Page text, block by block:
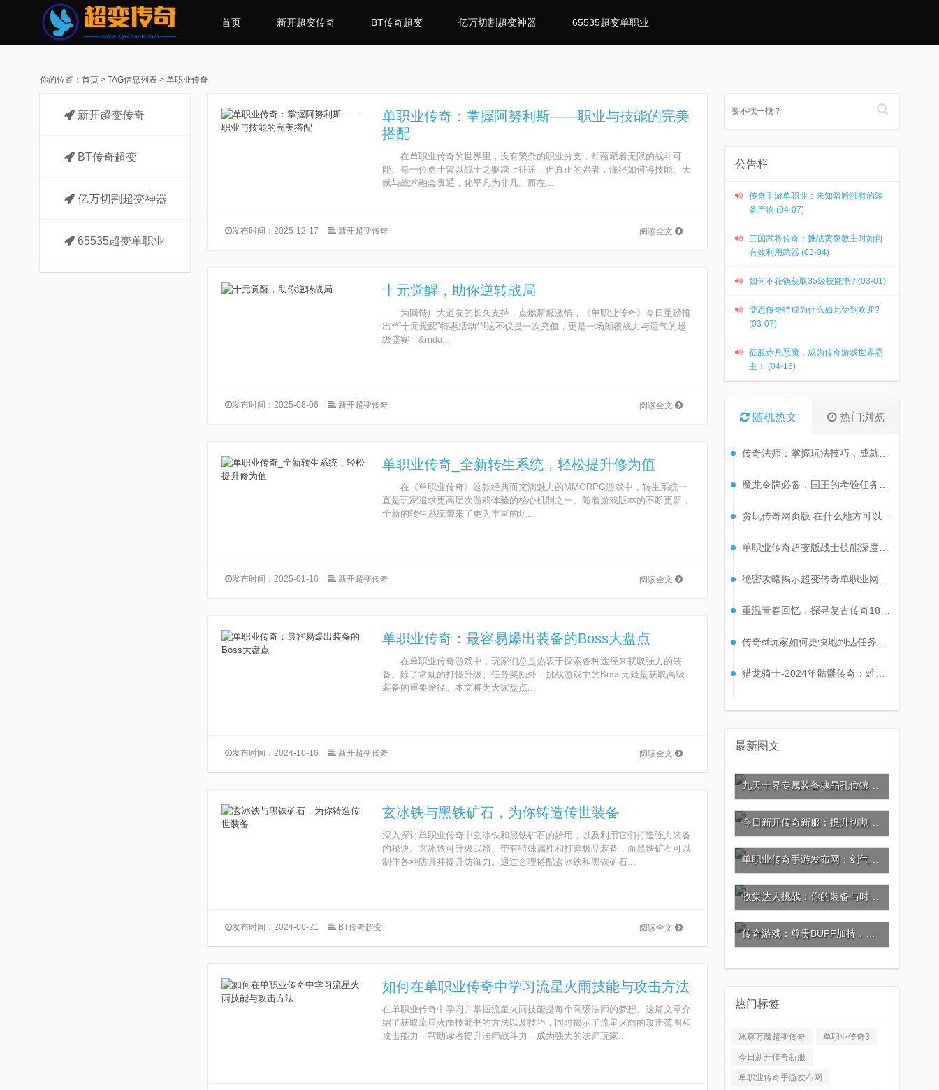
首页 新开超变传奇 BT传奇超变 亿万切割超变神器 65535超变单职业
你的位置： 首页 > TAG信息列表 > 单职业传奇
新开超变传奇
BT传奇超变
亿万切割超变神器
65535超变单职业
单职业传奇：掌握阿努利斯——职业与技能的完美
搭配
在单职业传奇的世界里，没有繁杂的职业分支，却蕴藏着无限的战斗可
能。每一位勇士皆以战士之躯踏上征途，但真正的强者，懂得如何将技能、天
赋与战术融会贯通，化平凡为非凡。而在...
阅读全文
发布时间：2025-12-17 新开超变传奇
十元觉醒，助你逆转战局
为回馈广大道友的长久支持，点燃新服激情，《单职业传奇》今日重磅推
出**“十元觉醒”特惠活动**!这不仅是一次充值，更是一场颠覆战力与运气的超
级盛宴—&mda...
阅读全文
发布时间：2025-08-06 新开超变传奇
单职业传奇_全新转生系统，轻松提升修为值
在《单职业传奇》这款经典而充满魅力的MMORPG游戏中，转生系统一
直是玩家追求更高层次游戏体验的核心机制之一。随着游戏版本的不断更新，
全新的转生系统带来了更为丰富的玩...
阅读全文
发布时间：2025-01-16 新开超变传奇
单职业传奇：最容易爆出装备的Boss大盘点
在单职业传奇游戏中，玩家们总是热衷于探索各种途径来获取强力的装
备。除了常规的打怪升级、任务奖励外，挑战游戏中的Boss无疑是获取高级
装备的重要途径。本文将为大家盘点...
阅读全文
发布时间：2024-10-16 新开超变传奇
玄冰铁与黑铁矿石，为你铸造传世装备
深入探讨单职业传奇中玄冰铁和黑铁矿石的妙用，以及利用它们打造强力装备
的秘诀。玄冰铁可升级武器、带有特殊属性和打造极品装备，而黑铁矿石可以
制作各种防具并提升防御力。通过合理搭配玄冰铁和黑铁矿石...
阅读全文
发布时间：2024-06-21 BT传奇超变
如何在单职业传奇中学习流星火雨技能与攻击方法
在单职业传奇中学习并掌握流星火雨技能是每个高级法师的梦想。这篇文章介
绍了获取流星火雨技能书的方法以及技巧，同时揭示了流星火雨的攻击范围和
攻击能力，帮助读者提升法师战斗力，成为强大的法师玩家...
公告栏
传奇手游单职业：未知暗殿独有的装
备产物 (04-07)
三国武将传奇：挑战黄泉教主时如何
有效利用武器 (03-04)
如何不花钱获取35级技能书? (03-01)
变态传奇特戒为什么如此受到欢迎?
(03-07)
征服赤月恶魔，成为传奇游戏世界霸
主！ (04-16)
随机热文 热门浏览
最新图文
热门标签
冰尊万魔超变传奇 单职业传奇3
今日新开传奇新服
单职业传奇手游发布网